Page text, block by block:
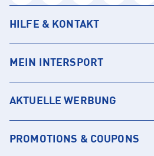
HILFE & KONTAKT
MEIN INTERSPORT
AKTUELLE WERBUNG
PROMOTIONS & COUPONS